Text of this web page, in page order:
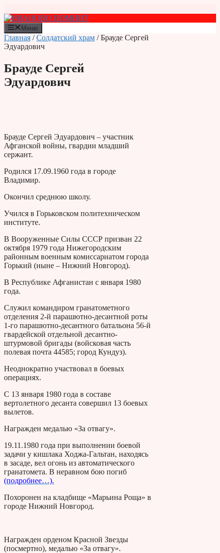
к
содержимому
Меню
Главная /Солдатский храм / Брауде Сергей
Эдуардович
Брауде Сергей
Эдуардович
Брауде Сергей Эдуардович – участник
Афганской войны, гвардии младший
сержант.
Родился 17.09.1960 года в городе
Владимир.
Окончил среднюю школу.
Учился в Горьковском политехническом
институте.
В Вооруженные Силы СССР призван 22
октября 1979 года Нижегородским
районным военным комиссариатом города
Горький (ныне – Нижний Новгород).
В Республике Афганистан с января 1980
года.
Служил командиром гранатометного
отделения 2-й парашютно-десантной роты
1-го парашютно-десантного батальона 56-й
гвардейской отдельной десантно-
штурмовой бригады (войсковая часть
полевая почта 44585; город Кундуз).
Неоднократно участвовал в боевых
операциях.
С 13 января 1980 года в составе
вертолетного десанта совершил 13 боевых
вылетов.
Награжден медалью «За отвагу».
19.11.1980 года при выполнении боевой
задачи у кишлака Ходжа-Гальтан, находясь
в засаде, вел огонь из автоматического
гранатомета. В неравном бою погиб
(подробнее…).
Похоронен на кладбище «Марьина Роща» в
городе Нижний Новгород.
Награжден орденом Красной Звезды
(посмертно), медалью «За отвагу».